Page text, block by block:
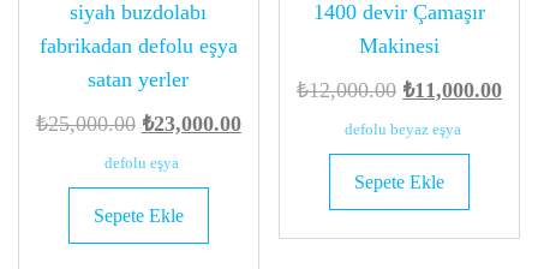
siyah buzdolabı
fabrikadan defolu eşya
satan yerler
₺25,000.00 Orijinal
fiyat:
₺25,000.00.
₺23,000.00Şu
defolu eşya
Sepete Ekle
1400 devir Çamaşır
Makinesi
₺12,000.00 Orijinal
fiyat:
₺12,000.00.
₺11,000.00Şu
defolu beyaz eşya
Sepete Ekle